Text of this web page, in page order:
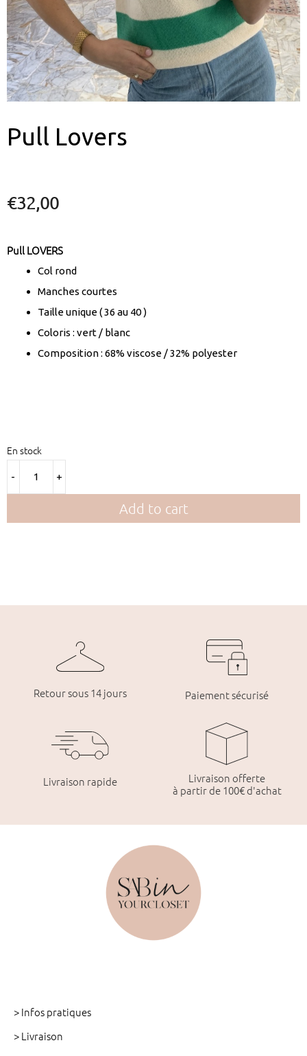
Pull Lovers
€32,00
Pull LOVERS
Col rond
Manches courtes
Taille unique ( 36 au 40 )
Coloris : vert / blanc
Composition : 68% viscose / 32% polyester
En stock
- +
Add to cart
Retour sous 14 jours Paiement sécurisé
Livraison rapide
Livraison offerte
à partir de 100€ d'achat
> Infos pratiques
> Livraison